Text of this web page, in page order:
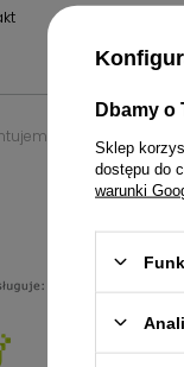
ceny brutto (z
Dbamy o
Sklep
dostępu do
warunki